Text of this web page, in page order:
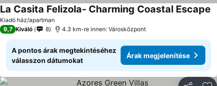
Kiadó ház/apartman
La Casita Felizola- Charming Coastal Escape
9,7 Kiváló 8 4.3 km-re innen: Városközpont
A pontos árak megtekintéséhez
válasszon dátumokat
Árak megjelenítése